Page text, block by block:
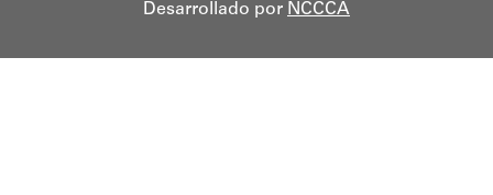
Desarrollado por NCCCA